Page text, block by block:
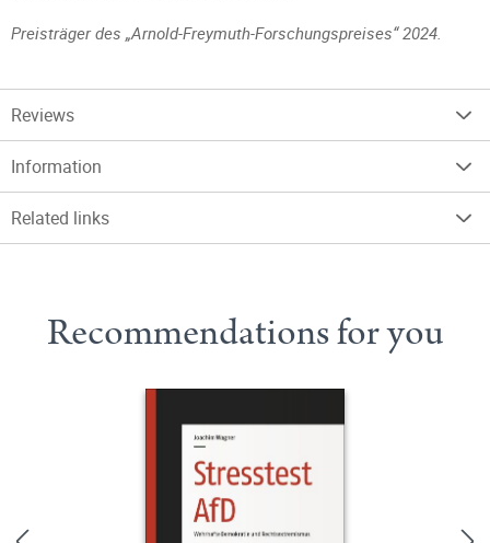
Preisträger des „Arnold-Freymuth-Forschungspreises“ 2024.
Reviews
Information
Related links
Recommendations for you